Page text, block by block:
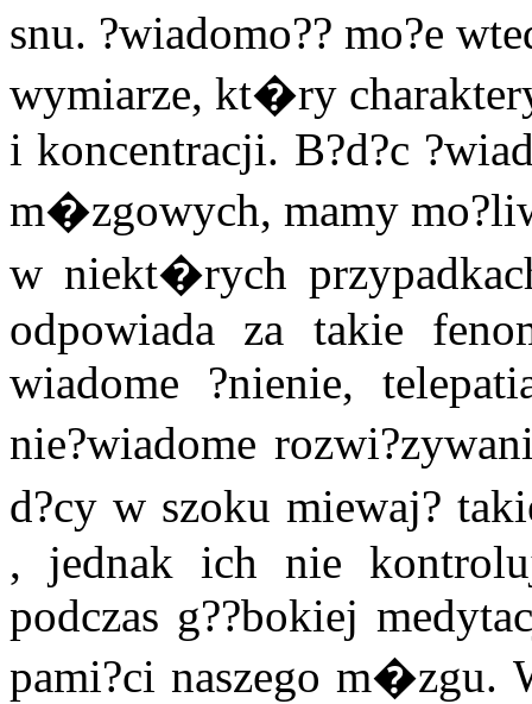
snu. ?wiadomo?? mo?e
wymiarze, kt�ry
i koncentracji. B?d?c
m�zgowych, mamy
w niekt�rych
odpowiada za takie
wiadome ?nienie,
nie?wiadome
d?cy w szoku miewaj?
, jednak ich nie
podczas g??bokiej
pami?ci naszego m�zgu.